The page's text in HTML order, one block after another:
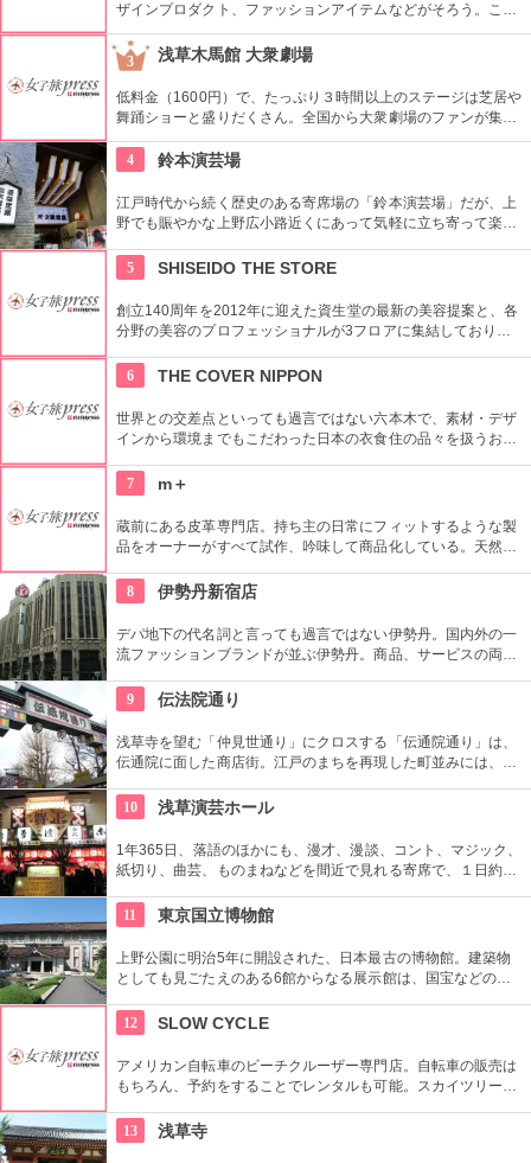
ザインプロダクト、ファッションアイテムなどがそろう。これ
らの商品はお土産などをキーワードに、地域ごとにセグメント
されている。
3 浅草木馬館 大衆劇場
低料金（1600円）で、たっぷり３時間以上のステージは芝居や
舞踊ショーと盛りだくさん。全国から大衆劇場のファンが集ま
り、お目当ての役者が登場すると客席から声がかかり、おひね
りが飛ぶ。
4 鈴本演芸場
江戸時代から続く歴史のある寄席場の「鈴本演芸場」だが、上
野でも賑やかな上野広小路近くにあって気軽に立ち寄って楽し
ず入ってみてはいかがでしょう。
5 SHISEIDO THE STORE
創立140周年を2012年に迎えた資生堂の最新の美容提案と、各
分野の美容のプロフェッショナルが3フロアに集結しており、
ベントなどのイベントをしているのでチェックしよう。
6 THE COVER NIPPON
世界との交差点といっても過言ではない六本木で、素材・デザ
インから環境までもこだわった日本の衣食住の品々を扱うお
を感じてみよう！
7 m＋
蔵前にある皮革専門店。持ち主の日常にフィットするような製
品をオーナーがすべて試作、吟味して商品化している。天然素
8
伊勢丹新宿店
デパ地下の代名詞と言っても過言ではない伊勢丹。国内外の一
流ファッションブランドが並ぶ伊勢丹。商品、サービスの両面
とメンズ館があり、百貨店業界では衣料品の売上高日本一を誇
っている。
9 伝法院通り
浅草寺を望む「仲見世通り」にクロスする「伝通院通り」は、
伝通院に面した商店街。江戸のまちを再現した町並みには、屋
あります。多彩なお店が並んでいて、買い物や食事も楽しめま
す。
10 浅草演芸ホール
1年365日、落語のほかにも、漫才、漫談、コント、マジック、
紙切り、曲芸、ものまねなどを間近で見れる寄席で、１日約４
由席。
11 東京国立博物館
上野公園に明治5年に開設された、日本最古の博物館。建築物
としても見ごたえのある6館からなる展示館は、国宝などの歴
す。オリジナルグッズを販売するミュージアムショップや食事
もできるカフェなども併設されています。
12 SLOW CYCLE
アメリカン自転車のビーチクルーザー専門店。自転車の販売は
もちろん、予約をすることでレンタルも可能。スカイツリーや
フェをオープンし、注目を集めている。
13 浅草寺